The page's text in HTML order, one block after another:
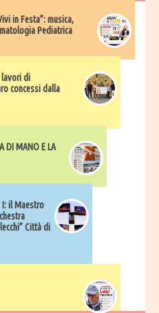
in Festa”: musica,
Pediatrica
lavori di
concessi dalla
DI MANO E LA
I: il Maestro
Città di